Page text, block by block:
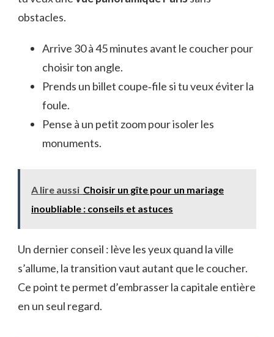
obstacles.
Arrive 30 à 45 minutes avant le coucher pour
choisir ton angle.
Prends un billet coupe‑file si tu veux éviter la
foule.
Pense à un petit zoom pour isoler les
monuments.
A lire aussi Choisir un gîte pour un mariage
inoubliable : conseils et astuces
Un dernier conseil : lève les yeux quand la ville
s’allume, la transition vaut autant que le coucher.
Ce point te permet d’embrasser la capitale entière
en un seul regard.